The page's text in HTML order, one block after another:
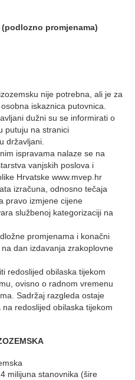
promjenama)
nije potrebna, ali je za
iskaznica putovnica.
dužni su se informirati o
putuju na stranici
državljani.
ispravama nalaze se na
vanjskih poslova i
Hrvatske www.mvep.hr
izračuna, odnosno tečaja
pravo izmjene cijene
službenoj kategorizaciji na
promjenama i konačni
dan izdavanja zrakoplovne
redoslijed obilaska tijekom
ovisno o radnom vremenu
Sadržaj razgleda ostaje
redoslijed obilaska tijekom
milijuna stanovnika (šire